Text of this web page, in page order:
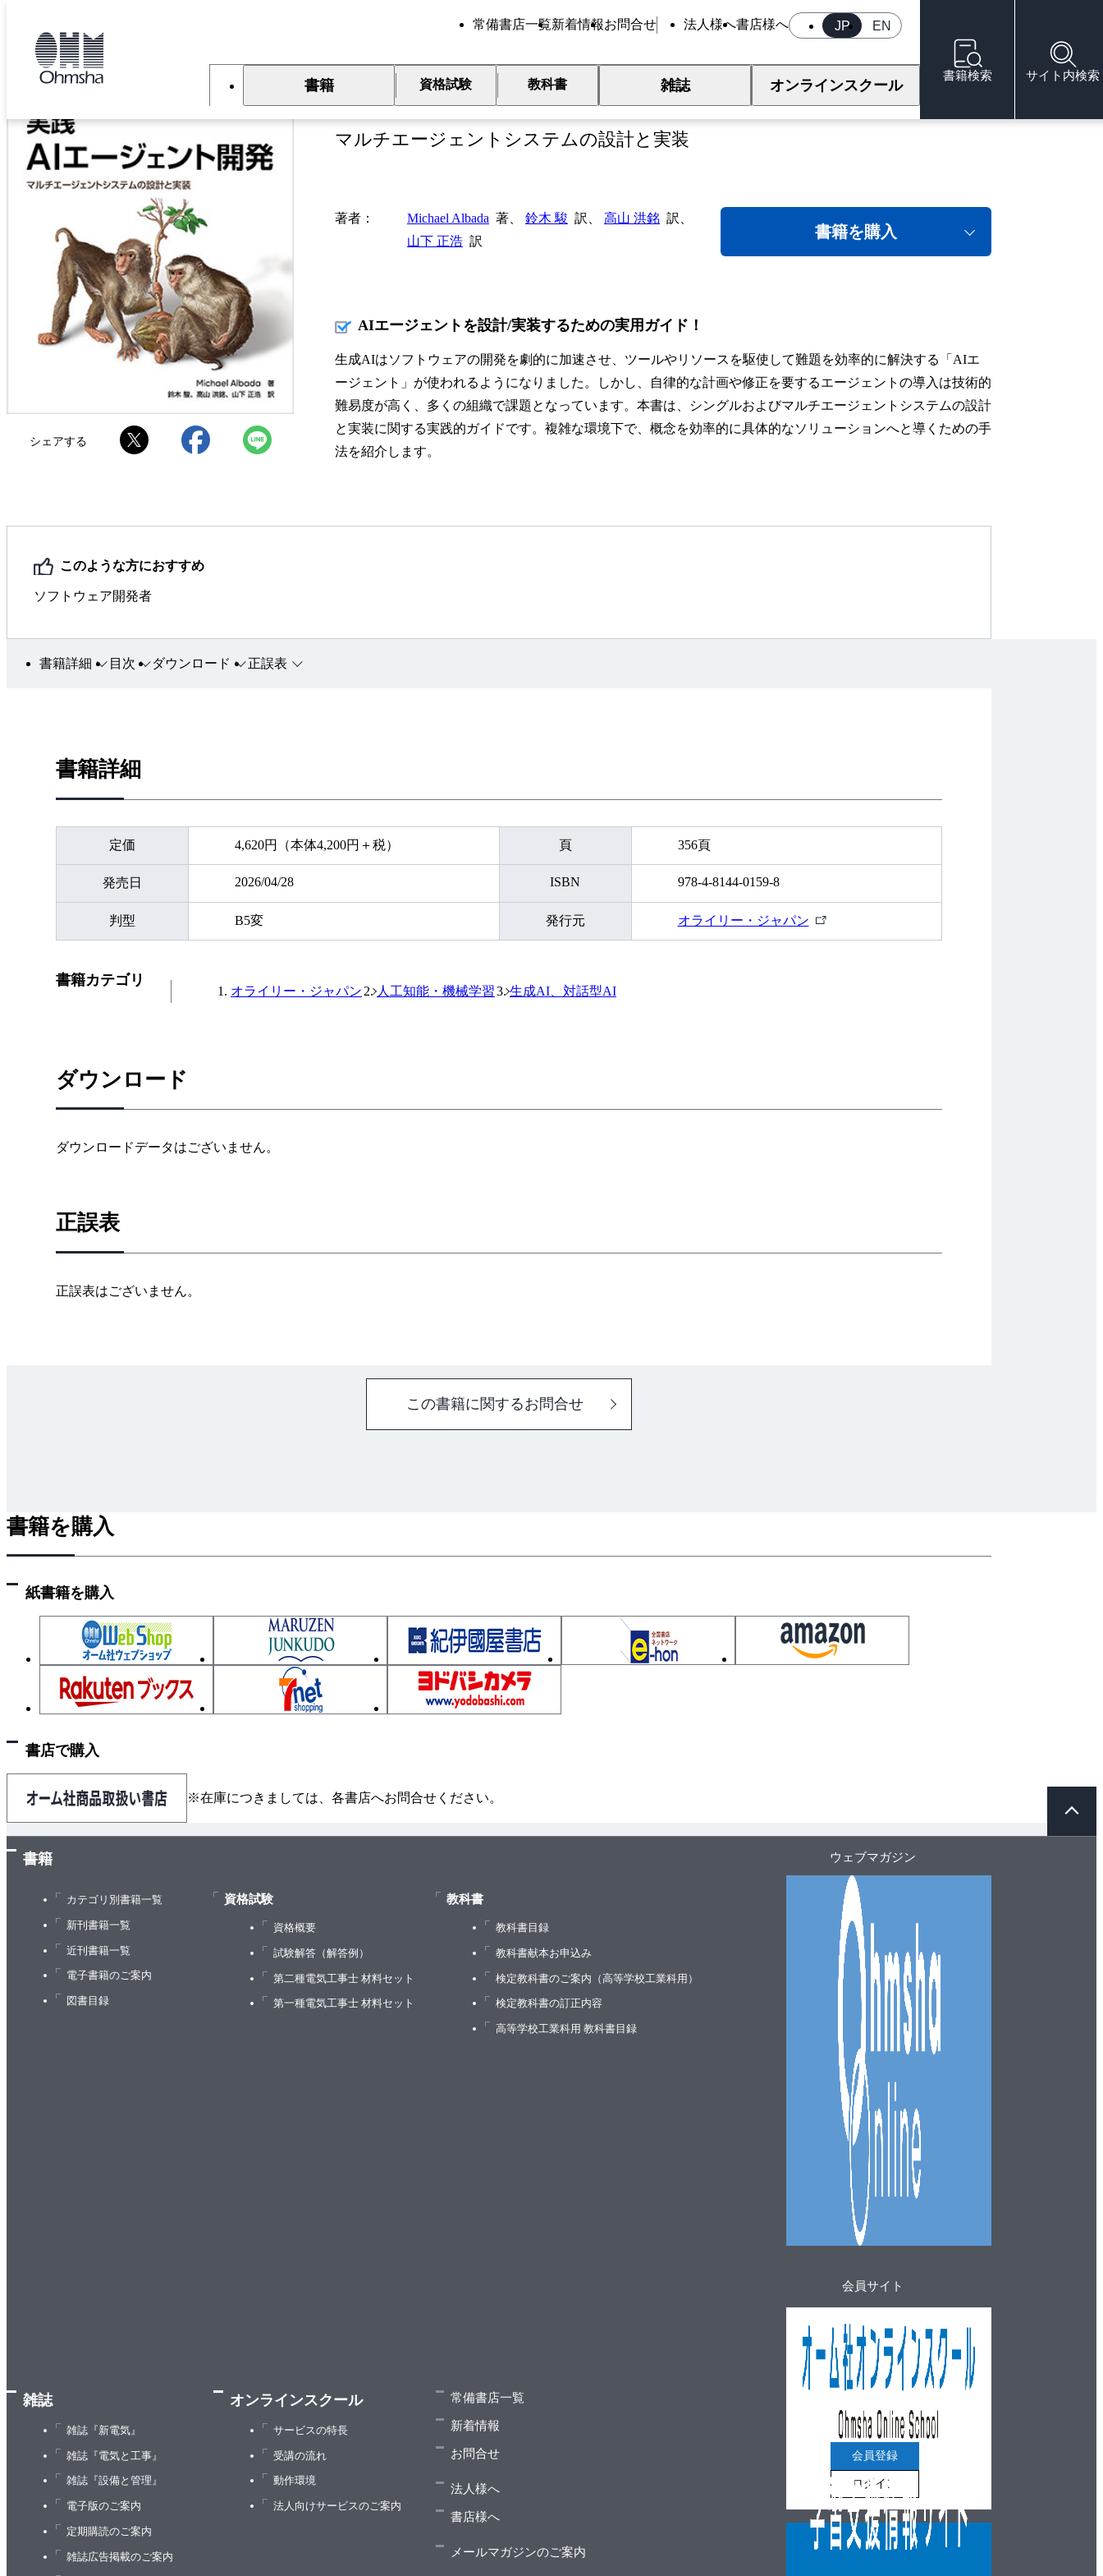
JP EN
常備書店一覧新着情報お問合せ 法人様へ書店様へ
書籍 資格試験 教科書 雑誌 オンラインスクール
書籍検索 サイト内検索
実践 AIエージェント開発
マルチエージェントシステムの設計と実装
シェアする
著者 Michael Albada 著、 鈴木 駿 訳、 高山 洪銘 訳、
山下 正浩 訳
書籍を購入
AIエージェントを設計/実装するための実用ガイド！
生成AIはソフトウェアの開発を劇的に加速させ、ツールやリソースを駆使して難題を効率的に解決する「AIエ
ージェント」が使われるようになりました。しかし、自律的な計画や修正を要するエージェントの導入は技術的
難易度が高く、多くの組織で課題となっています。本書は、シングルおよびマルチエージェントシステムの設計
と実装に関する実践的ガイドです。複雑な環境下で、概念を効率的に具体的なソリューションへと導くための手
法を紹介します。
このような方におすすめ
ソフトウェア開発者
書籍詳細 目次 ダウンロード 正誤表
書籍詳細
定価 4,620円（本体4,200円＋税） 頁 356頁
発売日 2026/04/28 ISBN 978-4-8144-0159-8
判型 B5変 発行元 オライリー・ジャパン
外
部
書籍カテゴリ
オライリー・ジャパン 人工知能・機械学習 生成AI、対話型AI
ダウンロード
ダウンロードデータはございません。
正誤表
正誤表はございません。
この書籍に関するお問合せ
書籍を購入
紙書籍を購入
書店で購入
※在庫につきましては、各書店へお問合せください。
書籍
カテゴリ別書籍一覧
新刊書籍一覧
近刊書籍一覧
電子書籍のご案内
図書目録
資格試験
資格概要
試験解答（解答例）
第二種電気工事士 材料セット
第一種電気工事士 材料セット
教科書
教科書目録
教科書献本お申込み
検定教科書のご案内（高等学校工業科用）
検定教科書の訂正内容
高等学校工業科用 教科書目録
雑誌
雑誌『新電気』
雑誌『電気と工事』
雑誌『設備と管理』
電子版のご案内
定期購読のご案内
雑誌広告掲載のご案内
オンラインスクール
サービスの特長
受講の流れ
動作環境
法人向けサービスのご案内
常備書店一覧
新着情報
お問合せ
法人様へ
書店様へ
メールマガジンのご案内
ウェブマガジン
会員サイト
会員登録
ログイン